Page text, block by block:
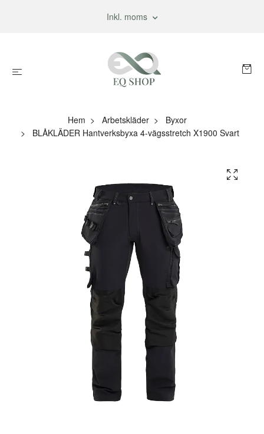
Inkl. moms
Hem Arbetskläder
Byxor
BLÅKLÄDER Hantverksbyxa 4-vägsstretch X1900 Svart